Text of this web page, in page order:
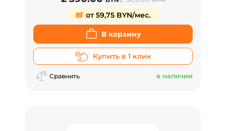
от 59,75 BYN/мес.
В корзину
Купить в 1 клик
Сравнить в наличии